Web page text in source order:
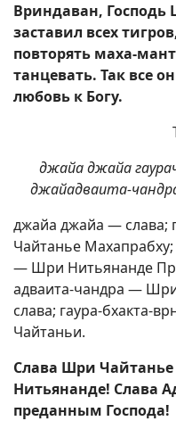
Вриндаван,
заставил всех
повторять маха-
танцевать. Так все
любовь к Богу.
джайа джайа
джайадваита-
джайа джайа —
Чайтанье
— Шри Нитьянанде
адваита-чандра —
слава; гаура-бхакта-
Чайтаньи.
Слава Шри Чайтанье
Нитьянанде! Слава
преданным Господа!